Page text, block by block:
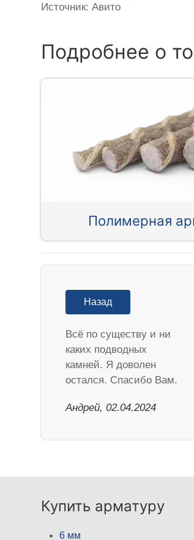
Источник: Авито
Подробнее о
Полимерная
Назад
Всё по существу и ни
каких подводных
камней. Я доволен
остался. Спасибо Вам.
Андрей, 02.04.2024
Купить арматуру
6 мм